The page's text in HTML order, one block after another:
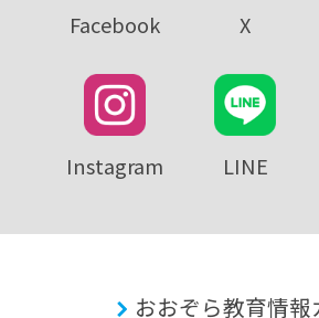
Facebook X
Instagram LINE
おおぞら教育情報